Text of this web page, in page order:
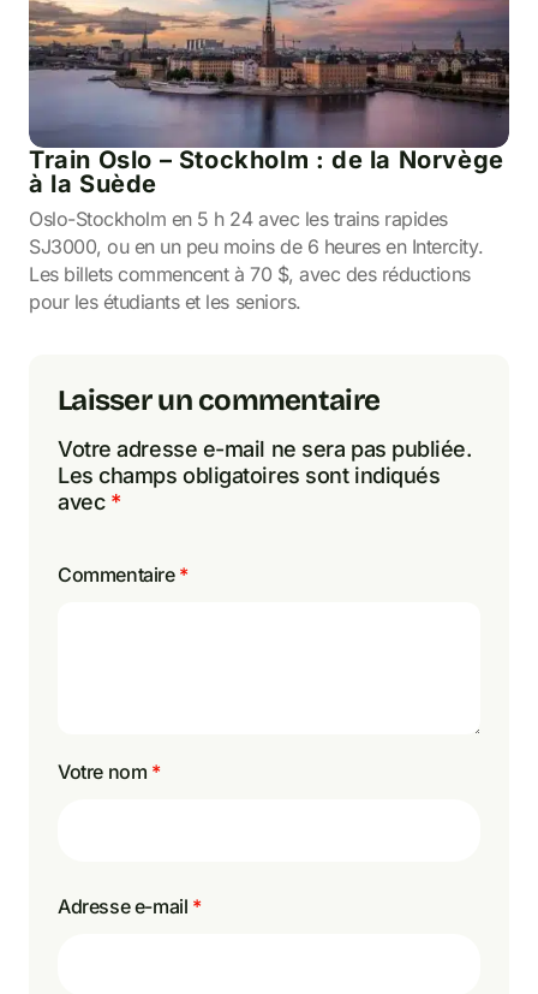
Train Oslo – Stockholm : de la Norvège
à la Suède
Oslo-Stockholm en 5 h 24 avec les trains rapides
SJ3000, ou en un peu moins de 6 heures en Intercity.
Les billets commencent à 70 $, avec des réductions
pour les étudiants et les seniors.
Laisser un commentaire
Votre adresse e-mail ne sera pas publiée.
Les champs obligatoires sont indiqués
avec *
Commentaire *
Votre nom *
Adresse e-mail *